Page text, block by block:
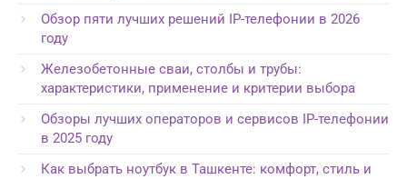
Обзор пяти лучших решений IP-телефонии в 2026
году
Железобетонные сваи, столбы и трубы:
характеристики, применение и критерии выбора
Обзоры лучших операторов и сервисов IP-телефонии
в 2025 году
Как выбрать ноутбук в Ташкенте: комфорт, стиль и